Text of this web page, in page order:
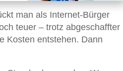
man als Internet-Bürger
teuer – trotz abgeschaffter
Kosten entstehen. Dann